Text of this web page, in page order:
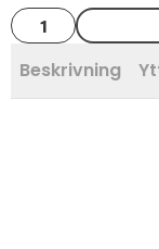
Bård
kupad
pärlemo
blank
mängd
Beskrivning